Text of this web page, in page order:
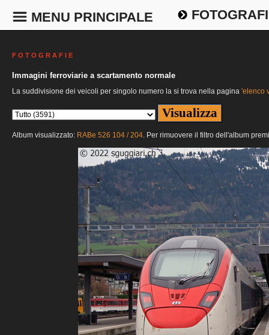
MENU PRINCIPALE
F O T O G R A F I E
Immagini ferroviarie a scartamento normale
La suddivisione dei veicoli per singolo numero la si trova nella pagina 'elenco
Album visualizzato: RABe 526 104 / 204. Per rimuovere il filtro dell'album